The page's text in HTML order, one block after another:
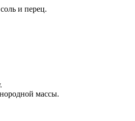
и перец.
массы.